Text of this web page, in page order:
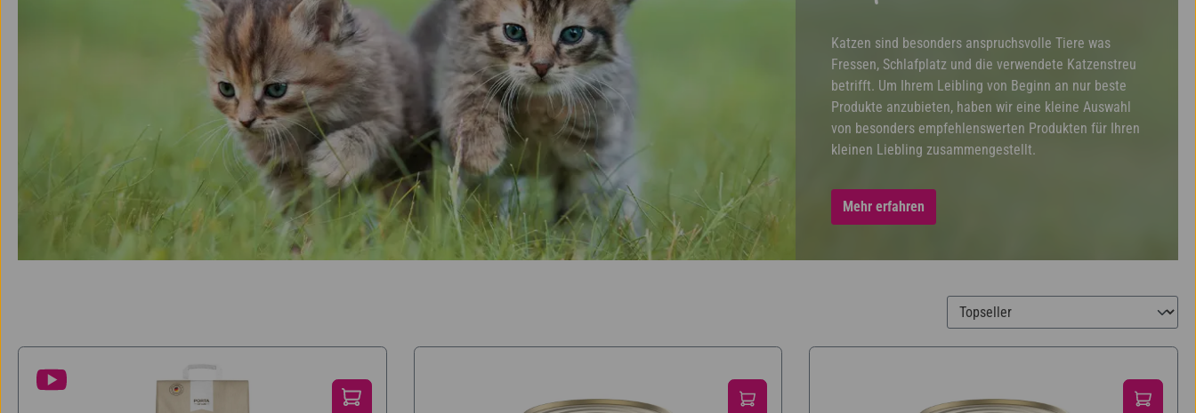
Katzen sind besonders anspruchsvolle Tiere was
Fressen, Schlafplatz und die verwendete Katzenstreu
betrifft. Um Ihrem Leibling von Beginn an nur beste
Produkte anzubieten, haben wir eine kleine Auswahl
von besonders empfehlenswerten Produkten für Ihren
kleinen Liebling zusammengestellt.
Mehr erfahren